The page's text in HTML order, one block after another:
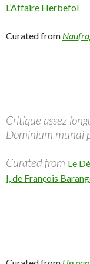
L’Affaire Herbefol
Curated from
Critique assez
Dominium mundi
Curated from Le
I, de François